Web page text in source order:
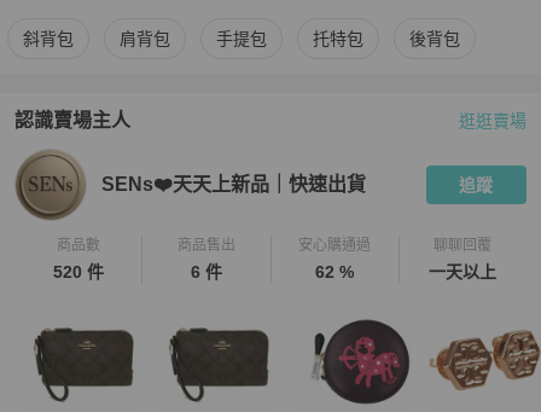
更多Coach 女包相似商品推薦
斜背包 肩背包 手提包 托特包 後背包
認識賣場主人
PopChill 拍拍圈嚴選賣家 SENs❤️天天上新品｜快速出貨介紹
逛逛賣場
SENs❤️天天上新品｜快速出貨 追蹤
商品數
520 件
商品售出
6 件
安心購通過
62 %
聊聊回覆
一天以上